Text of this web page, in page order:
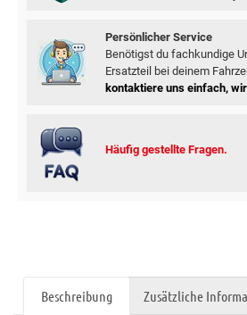
Persönlicher Service
Benötigst du fachkundige
Ersatzteil bei deinem
kontaktiere uns einfach,
Häufig gestellte Fragen.
Beschreibung Zusätzliche